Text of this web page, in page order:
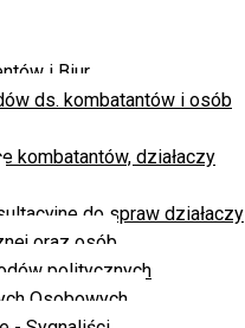
i Biur
ds. kombatantów i osób
kombatantów, działaczy
do spraw działaczy
oraz osób
politycznych
Osobowych